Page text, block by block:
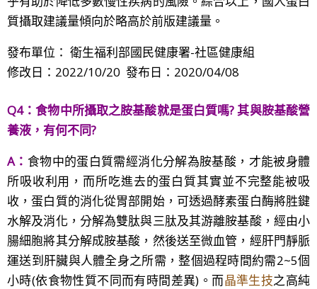
質攝取建議量傾向於略高於前版建議量。
發布單位： 衛生福利部國民健康署-社區健康組
修改日：2022/10/20 發布日：2020/04/08
Q4：食物中所攝取之胺基酸就是蛋白質嗎? 其與胺基酸營
養液，有何不同?
A： 食物中的蛋白質需經消化分解為胺基酸，才能被身體
所吸收利用，而所吃進去的蛋白質其實並不完整能被吸
收，蛋白質的消化從胃部開始，可透過酵素蛋白酶將胜鍵
水解及消化，分解為雙肽與三肽及其游離胺基酸，經由小
腸細胞將其分解成胺基酸，然後送至微血管，經肝門靜脈
運送到肝臟與人體全身之所需，整個過程時間約需2~5個
小時(依食物性質不同而有時間差異)。而晶準生技之高純